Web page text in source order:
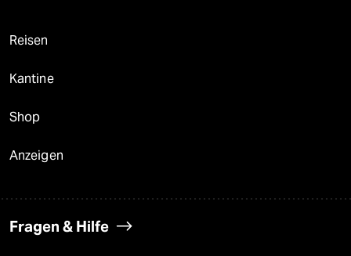
Reisen
Kantine
Shop
Anzeigen
Fragen & Hilfe